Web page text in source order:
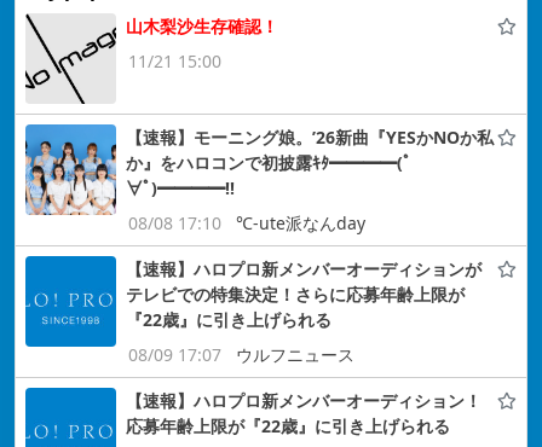
山木梨沙生存確認！
11/21 15:00
【速報】モーニング娘。’26新曲『YESかNOか私
か』をハロコンで初披露ｷﾀ━━━━(ﾟ
∀ﾟ)━━━━!!
08/08 17:10
℃-ute派なんday
【速報】ハロプロ新メンバーオーディションが
テレビでの特集決定！さらに応募年齢上限が
『22歳』に引き上げられる
08/09 17:07
ウルフニュース
【速報】ハロプロ新メンバーオーディション！
応募年齢上限が『22歳』に引き上げられる